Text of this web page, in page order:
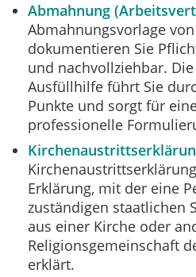
Abmahnung
Abmahnungsvorlage von
dokumentieren Sie
und nachvollziehbar.
Ausfüllhilfe führt Sie
Punkte und sorgt für
professionelle
Erklärung, mit der eine
zuständigen staatlichen
aus einer Kirche oder
Religionsgemeinschaft
erklärt.